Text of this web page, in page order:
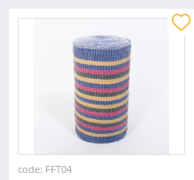
code: FFT04